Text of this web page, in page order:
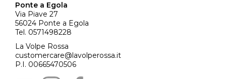
Ponte a Egola
Via Piave 27
56024 Ponte a Egola
Tel. 0571498228
La Volpe Rossa
customercare@lavolperossa.it
P.I. 00665470506